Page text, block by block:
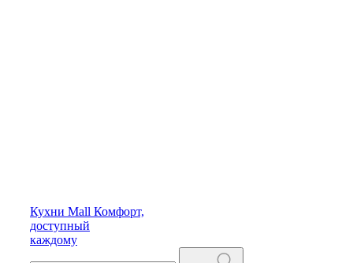
Кухни Mall Комфорт,
доступный
каждому